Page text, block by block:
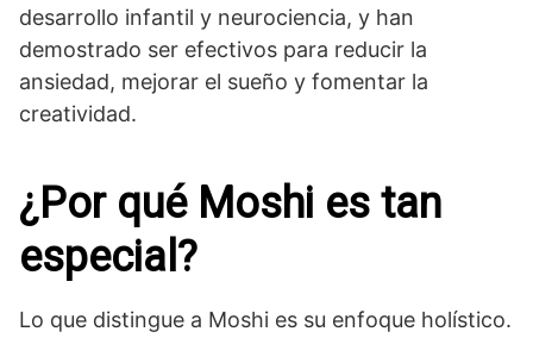
desarrollo infantil y neurociencia, y han
demostrado ser efectivos para reducir la
ansiedad, mejorar el sueño y fomentar la
creatividad.
¿Por qué Moshi es tan
especial?
Lo que distingue a Moshi es su enfoque holístico.